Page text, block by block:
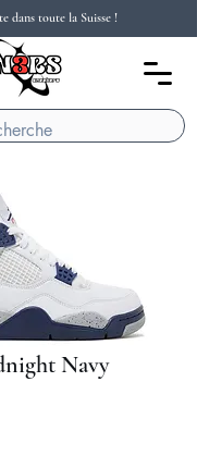
dans toute la Suisse !
Navy